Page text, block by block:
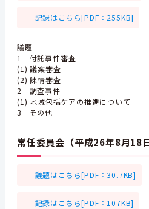
記録はこちら[PDF：255KB]
議題
1 付託事件審査
(1) 議案審査
(2) 陳情審査
2 調査事件
(1) 地域包括ケアの推進について
3 その他
常任委員会（平成26年8月18
議題はこちら[PDF：30.7KB]
記録はこちら[PDF：107KB]